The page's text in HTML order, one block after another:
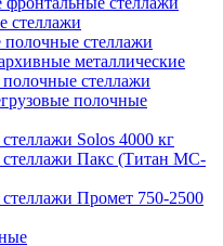
стеллажи
полочные стеллажи
металлические
стеллажи
полочные
Solos 4000 кг
стеллажи Пакс (Титан МС-
Промет 750-2500